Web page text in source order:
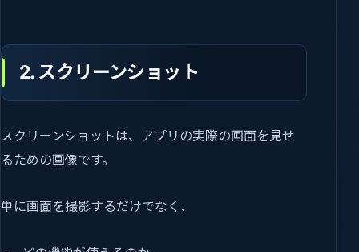
2. スクリーンショット
スクリーンショットは、アプリの実際の画面を見せ
るための画像です。
単に画面を撮影するだけでなく、